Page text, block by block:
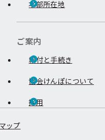
本部所在地
ご案内
給付と手続き
協会けんぽについて
採用
ップ